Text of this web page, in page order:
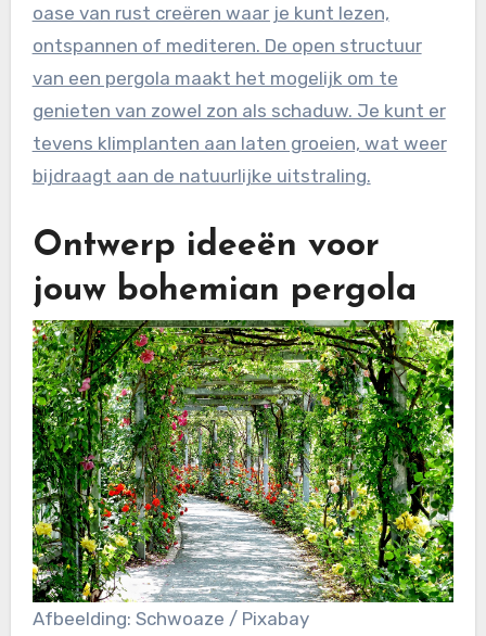
oase van rust creëren waar je kunt lezen,
ontspannen of mediteren. De open structuur
van een pergola maakt het mogelijk om te
genieten van zowel zon als schaduw. Je kunt er
tevens klimplanten aan laten groeien, wat weer
bijdraagt aan de natuurlijke uitstraling.
Ontwerp ideeën voor
jouw bohemian pergola
Afbeelding: Schwoaze / Pixabay